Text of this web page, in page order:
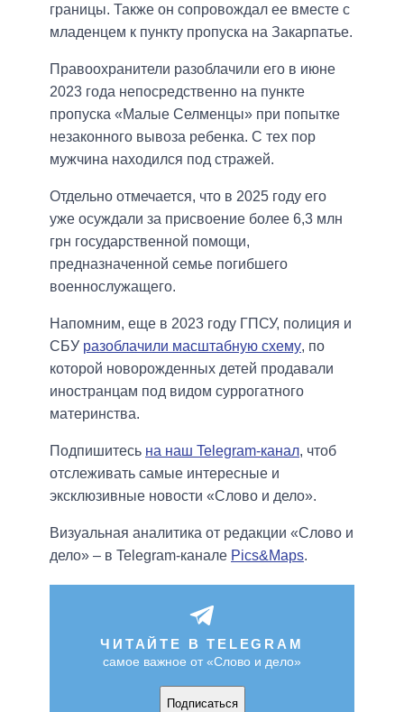
границы. Также он сопровождал ее вместе с
младенцем к пункту пропуска на Закарпатье.
Правоохранители разоблачили его в июне
2023 года непосредственно на пункте
пропуска «Малые Селменцы» при попытке
незаконного вывоза ребенка. С тех пор
мужчина находился под стражей.
Отдельно отмечается, что в 2025 году его
уже осуждали за присвоение более 6,3 млн
грн государственной помощи,
предназначенной семье погибшего
военнослужащего.
Напомним, еще в 2023 году ГПСУ, полиция и
СБУ разоблачили масштабную схему, по
которой новорожденных детей продавали
иностранцам под видом суррогатного
материнства.
Подпишитесь на наш Telegram-канал, чтоб
отслеживать самые интересные и
эксклюзивные новости «Слово и дело».
Визуальная аналитика от редакции «Слово и
дело» – в Telegram-канале Pics&Maps.
ЧИТАЙТЕ В TELEGRAM
самое важное от «Слово и дело»
Подписаться